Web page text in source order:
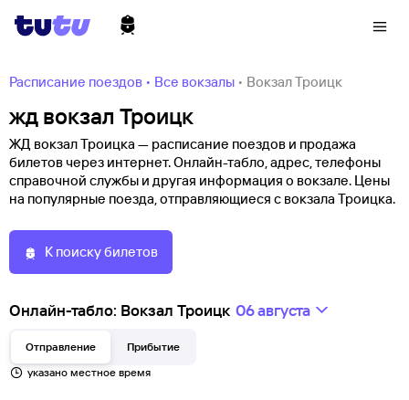
Расписание поездов • Все вокзалы • Вокзал Троицк
жд вокзал Троицк
ЖД вокзал Троицка — расписание поездов и продажа
билетов через интернет. Онлайн-табло, адрес, телефоны
справочной службы и другая информация о вокзале. Цены
на популярные поезда, отправляющиеся с вокзала Троицка.
К поиску билетов
Онлайн-табло: Вокзал Троицк 06 августа
Отправление
Прибытие
указано местное время